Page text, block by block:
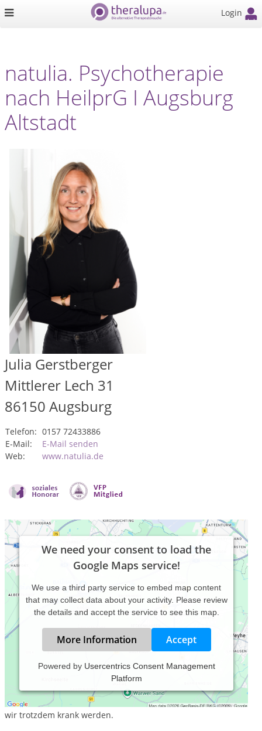
Login
natulia. Psychotherapie
nach HeilprG I Augsburg
Altstadt
Julia Gerstberger
Mittlerer Lech 31
86150 Augsburg
Telefon: 0157 72433886
E-Mail:
E-Mail senden
Web:
www.natulia.de
We need your consent to load the
Google Maps service!
We use a third party service to embed map content
that may collect data about your activity. Please review
the details and accept the service to see this map.
More Information Accept
Powered by Usercentrics Consent Management
Platform
Als Heilpraktikerin für Psychotherapie und Gestalttherapeutin
i.A. helfe ich Menschen bei der Prävention vor psychischen
Krankheiten und wenn Prävention nicht mehr ausreicht und
wir trotzdem krank werden.